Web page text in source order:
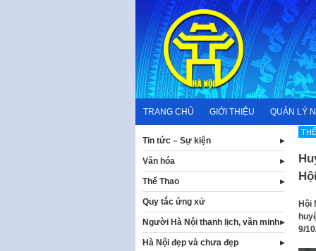
content
TRANG CHỦ GIỚI THIỆU QUẢN LÝ
Hội
9/
Tin tức – Sự kiện
Văn hóa
Thể Thao
Quy tắc ứng xử
Người Hà Nội thanh lịch, văn minh
Hà Nội đẹp và chưa đẹp